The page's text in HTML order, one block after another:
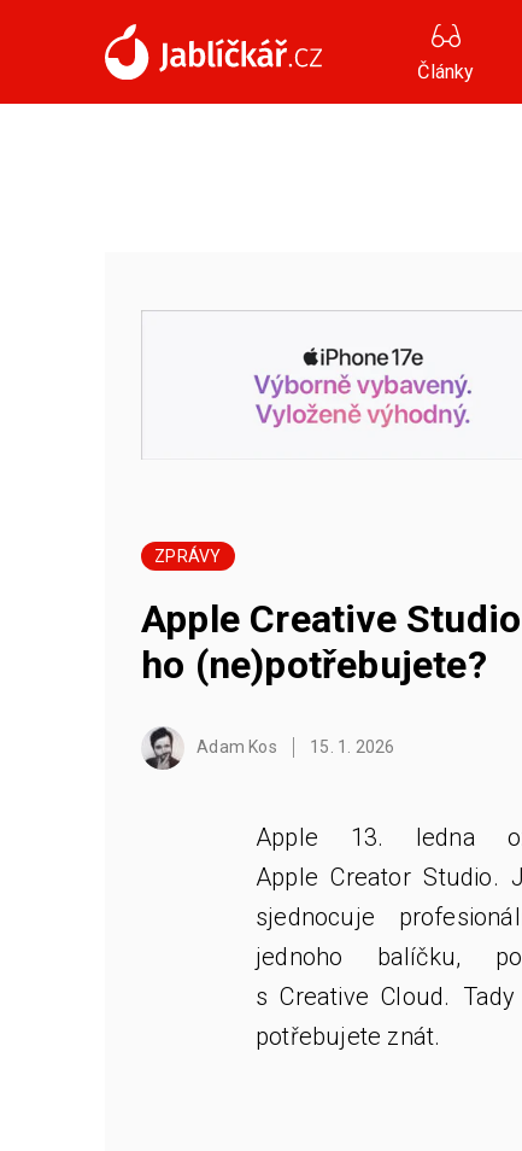
Články
ZPRÁVY
Apple Creative
ho (ne)potřebujete?
Adam Kos 15. 1. 2026
Apple 13. ledna
Apple Creator Studio.
sjednocuje
jednoho balíčku,
s Creative Cloud.
potřebujete znát.